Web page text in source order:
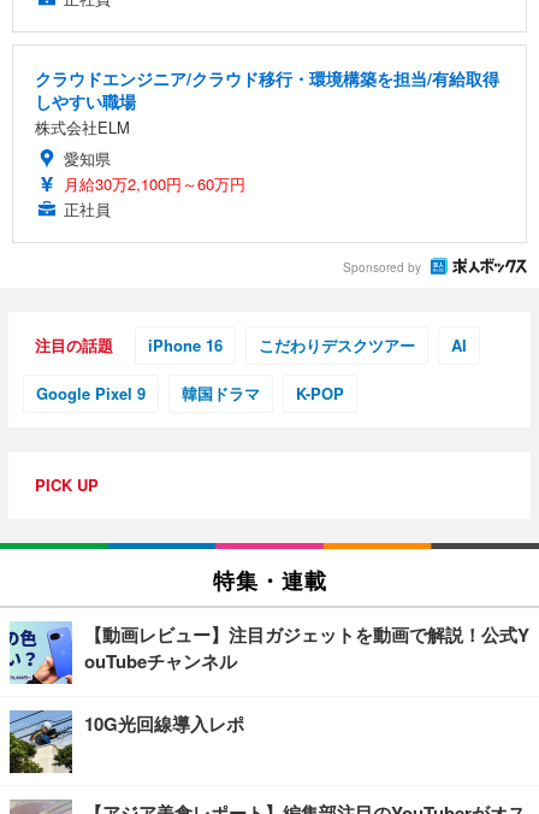
クラウドエンジニア/クラウド移行・環境構築を担当/有給取得
しやすい職場
株式会社ELM
愛知県
月給30万2,100円～60万円
正社員
Sponsored by
注目の話題 iPhone 16 こだわりデスクツアー AI
Google Pixel 9 韓国ドラマ K-POP
PICK UP
特集・連載
【動画レビュー】注目ガジェットを動画で解説！公式Y
ouTubeチャンネル
10G光回線導入レポ